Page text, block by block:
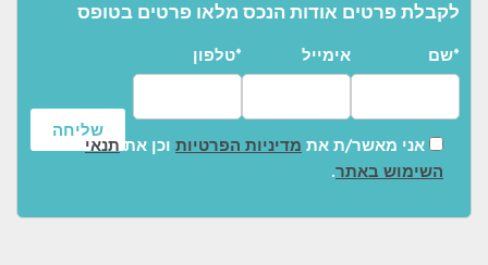
לקבלת פרטים אודות הנכס מלאו פרטים בטופס
שם* אימייל טלפון*
אני מאשר/ת את מדיניות הפרטיות וכן את תנאי
השימוש באתר.